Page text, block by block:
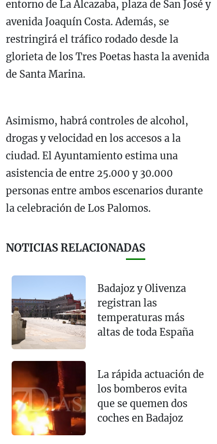
entorno de La Alcazaba, plaza de San José y
avenida Joaquín Costa. Además, se
restringirá el tráfico rodado desde la
glorieta de los Tres Poetas hasta la avenida
de Santa Marina.
Asimismo, habrá controles de alcohol,
drogas y velocidad en los accesos a la
ciudad. El Ayuntamiento estima una
asistencia de entre 25.000 y 30.000
personas entre ambos escenarios durante
la celebración de Los Palomos.
NOTICIAS RELACIONADAS
Badajoz y Olivenza
registran las
temperaturas más
altas de toda España
La rápida actuación de
los bomberos evita
que se quemen dos
coches en Badajoz